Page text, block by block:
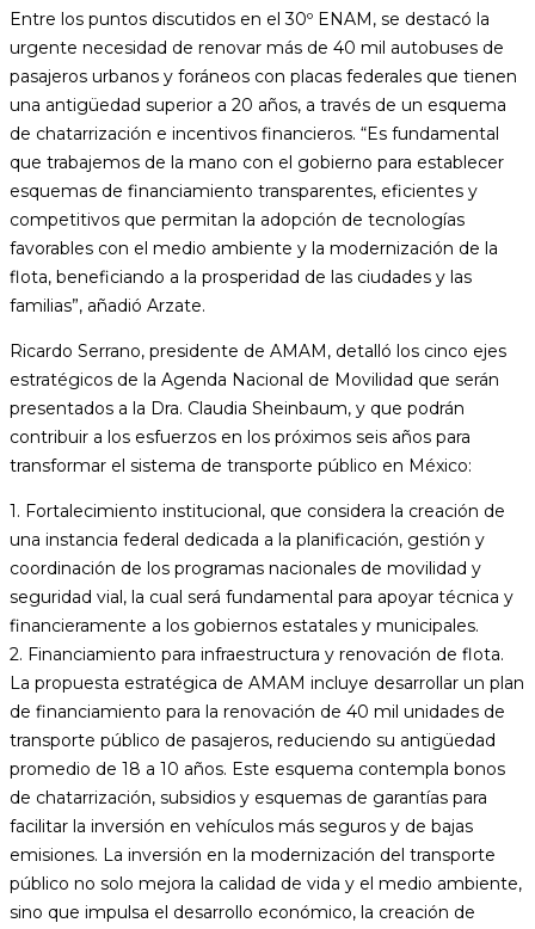
Entre los puntos discutidos en el 30º ENAM, se destacó la
urgente necesidad de renovar más de 40 mil autobuses de
pasajeros urbanos y foráneos con placas federales que tienen
una antigüedad superior a 20 años, a través de un esquema
de chatarrización e incentivos financieros. “Es fundamental
que trabajemos de la mano con el gobierno para establecer
esquemas de financiamiento transparentes, eficientes y
competitivos que permitan la adopción de tecnologías
favorables con el medio ambiente y la modernización de la
flota, beneficiando a la prosperidad de las ciudades y las
familias”, añadió Arzate.
Ricardo Serrano, presidente de AMAM, detalló los cinco ejes
estratégicos de la Agenda Nacional de Movilidad que serán
presentados a la Dra. Claudia Sheinbaum, y que podrán
contribuir a los esfuerzos en los próximos seis años para
transformar el sistema de transporte público en México:
1. Fortalecimiento institucional, que considera la creación de
una instancia federal dedicada a la planificación, gestión y
coordinación de los programas nacionales de movilidad y
seguridad vial, la cual será fundamental para apoyar técnica y
financieramente a los gobiernos estatales y municipales.
2. Financiamiento para infraestructura y renovación de flota.
La propuesta estratégica de AMAM incluye desarrollar un plan
de financiamiento para la renovación de 40 mil unidades de
transporte público de pasajeros, reduciendo su antigüedad
promedio de 18 a 10 años. Este esquema contempla bonos
de chatarrización, subsidios y esquemas de garantías para
facilitar la inversión en vehículos más seguros y de bajas
emisiones. La inversión en la modernización del transporte
público no solo mejora la calidad de vida y el medio ambiente,
sino que impulsa el desarrollo económico, la creación de